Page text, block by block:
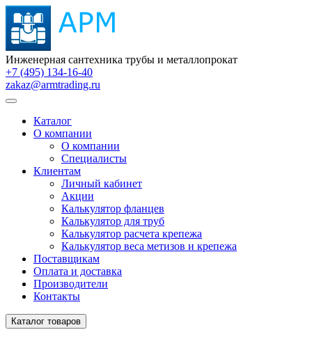
Инженерная сантехника трубы и металлопрокат
+7 (495) 134-16-40
zakaz@armtrading.ru
Каталог
О компании
О компании
Специалисты
Клиентам
Личный кабинет
Акции
Калькулятор фланцев
Калькулятор для труб
Калькулятор расчета крепежа
Калькулятор веса метизов и крепежа
Поставщикам
Оплата и доставка
Производители
Контакты
Каталог товаров